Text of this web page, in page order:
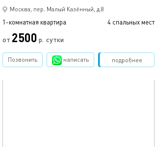
Москва, пер. Малый Казённый, д.8
1-комнатная квартира 4 спальных мест
от 2500 р. сутки
подробнее
Позвонить написать Забронировать